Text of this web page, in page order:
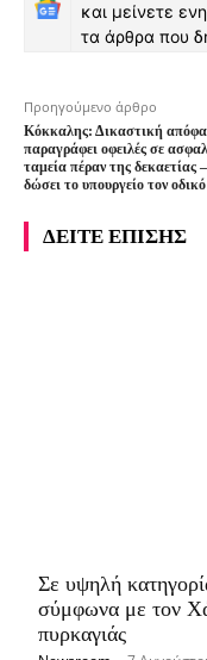
και μείνετε
τα άρθρα που
Προηγούμενο άρθρο
Κόκκαλης: Δικαστική
παραγράφει οφειλές σε
ταμεία πέραν της δεκαετίας
δώσει το υπουργείο τον
ΔΕΙΤΕ ΕΠΙΣΗΣ
Σε υψηλή
σύμφωνα με τον
πυρκαγιάς